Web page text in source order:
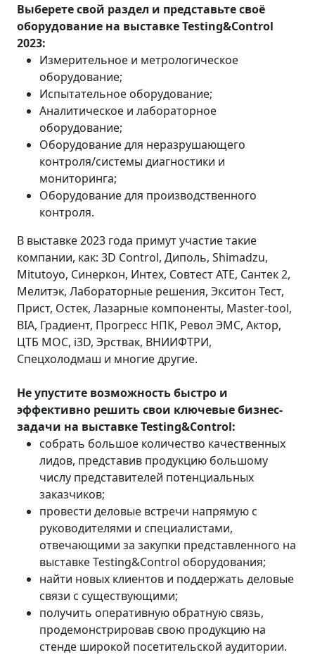
Выберете свой раздел и представьте своё
оборудование на выставке Testing&Control
2023:
Измерительное и метрологическое
оборудование;
Испытательное оборудование;
Аналитическое и лабораторное
оборудование;
Оборудование для неразрушающего
контроля/системы диагностики и
мониторинга;
Оборудование для производственного
контроля.
В выставке 2023 года примут участие такие
компании, как: 3D Control, Диполь, Shimadzu,
Mitutoyo, Синеркон, Интех, Совтест АТЕ, Сантек 2,
Мелитэк, Лабораторные решения, Экситон Тест,
Прист, Остек, Лазарные компоненты, Master-tool,
BIA, Градиент, Прогресс НПК, Револ ЭМС, Актор,
ЦТБ МОС, i3D, Эрствак, ВНИИФТРИ,
Спецхолодмаш и многие другие.
Не упустите возможность быстро и
эффективно решить свои ключевые бизнес-
задачи на выставкеTesting&Control:
собрать большое количество качественных
лидов, представив продукцию большому
числу представителей потенциальных
заказчиков;
провести деловые встречи напрямую с
руководителями и специалистами,
отвечающими за закупки представленного на
выставке Testing&Control оборудования;
найти новых клиентов и поддержать деловые
связи с существующими;
получить оперативную обратную связь,
продемонстрировав свою продукцию на
стенде широкой посетительской аудитории.